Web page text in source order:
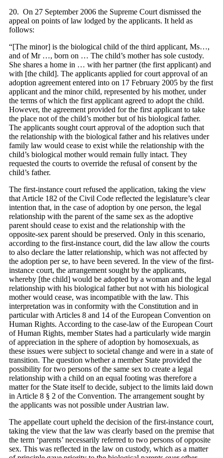
20. On 27 September 2006 the Supreme Court dismissed the
appeal on points of law lodged by the applicants. It held as
follows:
“[The minor] is the biological child of the third applicant, Ms…,
and of Mr …, born on … The child’s mother has sole custody.
She shares a home in … with her partner (the first applicant) and
with [the child]. The applicants applied for court approval of an
adoption agreement entered into on 17 February 2005 by the first
applicant and the minor child, represented by his mother, under
the terms of which the first applicant agreed to adopt the child.
However, the agreement provided for the first applicant to take
the place not of the child’s mother but of his biological father.
The applicants sought court approval of the adoption such that
the relationship with the biological father and his relatives under
family law would cease to exist while the relationship with the
child’s biological mother would remain fully intact. They
requested the courts to override the refusal of consent by the
child’s father.
The first-instance court refused the application, taking the view
that Article 182 of the Civil Code reflected the legislature’s clear
intention that, in the case of adoption by one person, the legal
relationship with the parent of the same sex as the adoptive
parent should cease to exist and the relationship with the
opposite-sex parent should be preserved. Only in this scenario,
according to the first-instance court, did the law allow the courts
to also declare the latter relationship, which was not affected by
the adoption per se, to have been severed. In the view of the first-
instance court, the arrangement sought by the applicants,
whereby [the child] would be adopted by a woman and the legal
relationship with his biological father but not with his biological
mother would cease, was incompatible with the law. This
interpretation was in conformity with the Constitution and in
particular with Articles 8 and 14 of the European Convention on
Human Rights. According to the case-law of the European Court
of Human Rights, member States had a particularly wide margin
of appreciation in the sphere of adoption by homosexuals, as
these issues were subject to societal change and were in a state of
transition. The question whether a member State provided the
possibility for two persons of the same sex to create a legal
relationship with a child on an equal footing was therefore a
matter for the State itself to decide, subject to the limits laid down
in Article 8 § 2 of the Convention. The arrangement sought by
the applicants was not possible under Austrian law.
The appellate court upheld the decision of the first-instance court,
taking the view that the law was clearly based on the premise that
the term ‘parents’ necessarily referred to two persons of opposite
sex. This was reflected in the law on custody, which as a matter